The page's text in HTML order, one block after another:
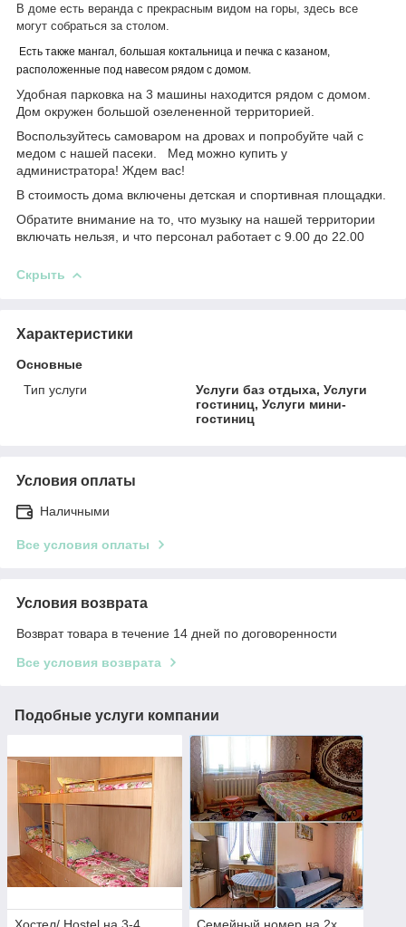
В доме есть веранда с прекрасным видом на горы, здесь все
могут собраться за столом.
Есть также мангал, большая коктальница и печка с казаном,
расположенные под навесом рядом с домом.
Удобная парковка на 3 машины находится рядом с домом.
Дом окружен большой озелененной территорией.
Воспользуйтесь самоваром на дровах и попробуйте чай с
медом с нашей пасеки. Мед можно купить у
администратора! Ждем вас!
В стоимость дома включены детская и спортивная площадки.
Обратите внимание на то, что музыку на нашей территории
включать нельзя, и что персонал работает с 9.00 до 22.00
Скрыть
Характеристики
Основные
Тип услуги
Услуги баз отдыха, Услуги
гостиниц, Услуги мини-
гостиниц
Условия оплаты
Наличными
Все условия оплаты
Условия возврата
Возврат товара в течение 14 дней по договоренности
Все условия возврата
Подобные услуги компании